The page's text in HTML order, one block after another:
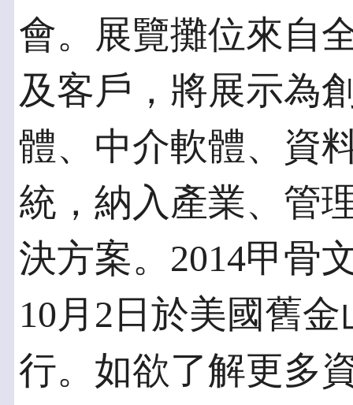
會。展覽攤位來自
及客戶，將展示為
體、中介軟體、資
統，納入產業、管
決方案。2014甲骨
10月2日於美國舊
行。如欲了解更多